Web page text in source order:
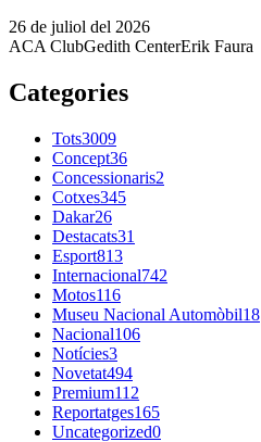
26 de juliol del 2026
ACA ClubGedith CenterErik Faura
Categories
Tots3009
Concept36
Concessionaris2
Cotxes345
Dakar26
Destacats31
Esport813
Internacional742
Motos116
Museu Nacional Automòbil18
Nacional106
Notícies3
Novetat494
Premium112
Reportatges165
Uncategorized0